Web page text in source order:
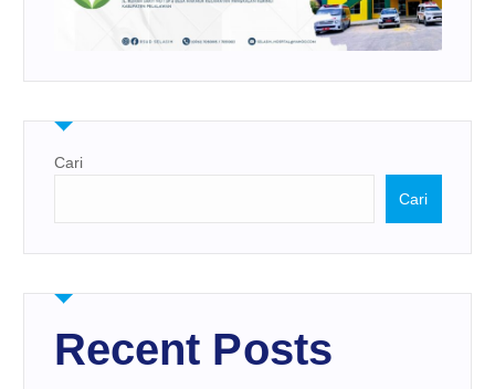
Cari
Cari
Recent Posts